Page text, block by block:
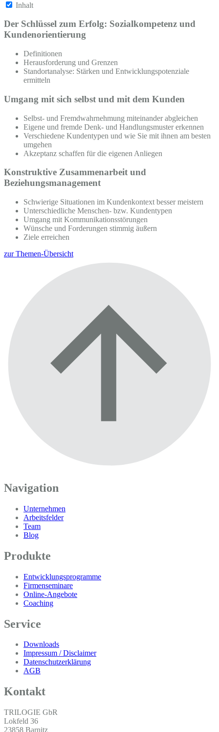
Inhalt
Der Schlüssel zum Erfolg: Sozialkompetenz und
Kundenorientierung
Definitionen
Herausforderung und Grenzen
Standortanalyse: Stärken und Entwicklungspotenziale
ermitteln
Umgang mit sich selbst und mit dem Kunden
Selbst- und Fremdwahrnehmung miteinander abgleichen
Eigene und fremde Denk- und Handlungsmuster erkennen
Verschiedene Kundentypen und wie Sie mit ihnen am besten
umgehen
Akzeptanz schaffen für die eigenen Anliegen
Konstruktive Zusammenarbeit und
Beziehungsmanagement
Schwierige Situationen im Kundenkontext besser meistern
Unterschiedliche Menschen- bzw. Kundentypen
Umgang mit Kommunikationsstörungen
Wünsche und Forderungen stimmig äußern
Ziele erreichen
zur Themen-Übersicht
Navigation
Unternehmen
Arbeitsfelder
Team
Blog
Produkte
Entwicklungsprogramme
Firmenseminare
Online-Angebote
Coaching
Service
Downloads
Impressum / Disclaimer
Datenschutzerklärung
AGB
Kontakt
TRILOGIE GbR
Lokfeld 36
23858 Barnitz